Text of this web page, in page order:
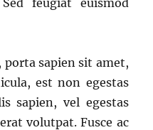
feugiat euismod
sapien sit amet,
est non egestas
sapien, vel egestas
volutpat. Fusce ac